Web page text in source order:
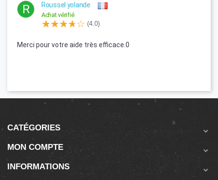
R Roussel yolande
Achat vérifié
(4.0)
Merci pour votre aide très efficace.0
CATÉGORIES 
MON COMPTE 
INFORMATIONS 